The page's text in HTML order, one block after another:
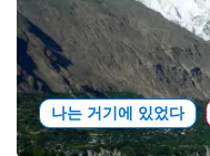
나는 거기에 있었다